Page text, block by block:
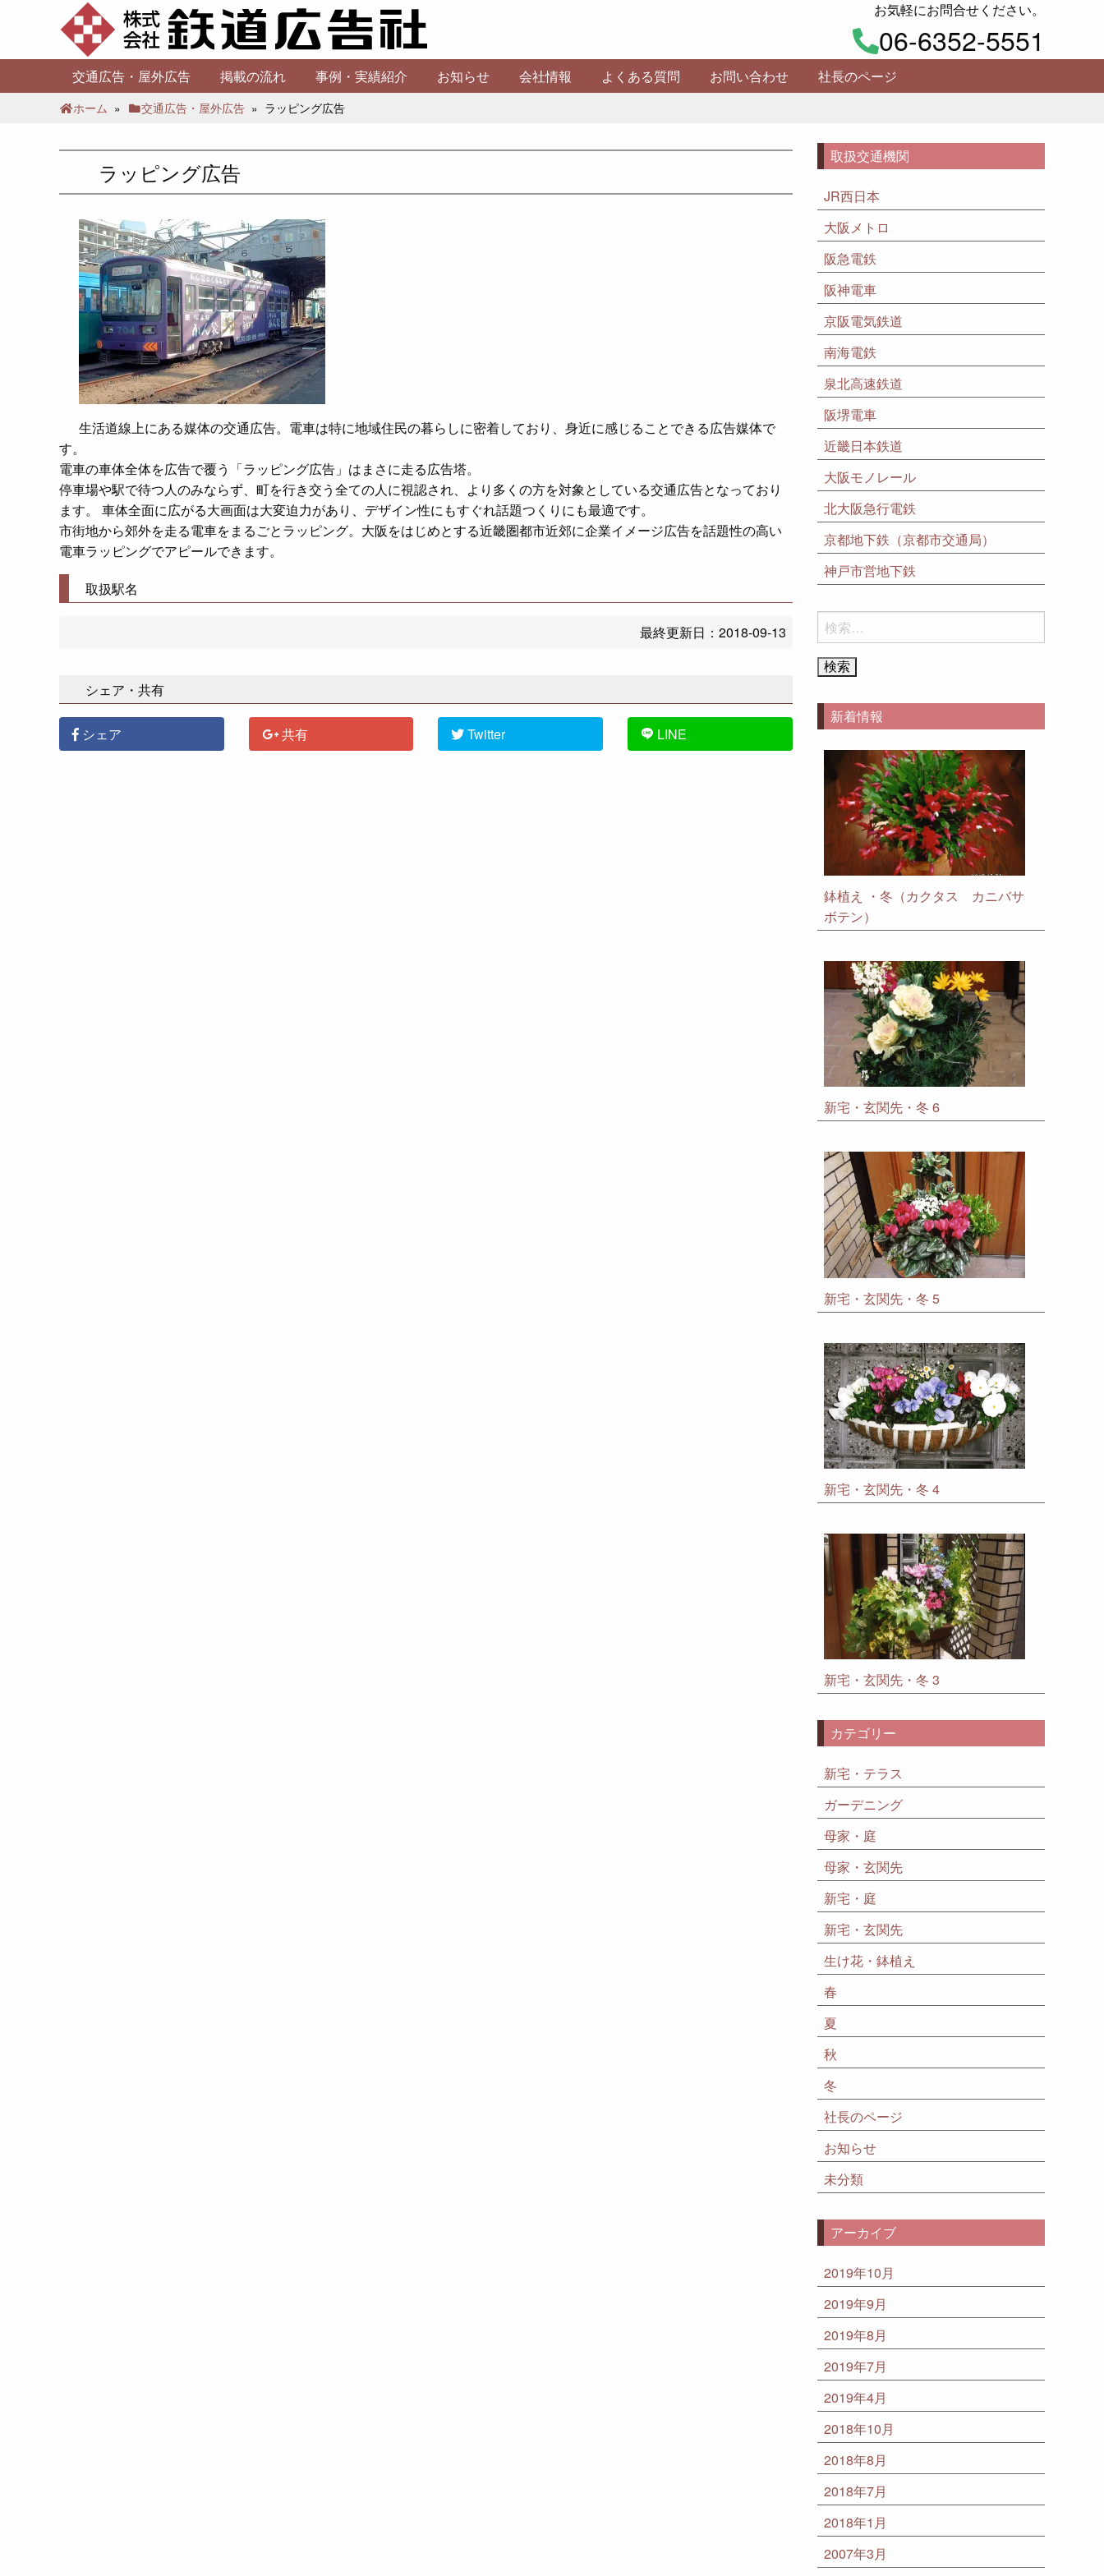
お気軽にお問合せください。
06-6352-5551
交通広告・屋外広告 掲載の流れ 事例・実績紹介 お知らせ 会社情報 よくある質問 お問い合わせ 社長のページ
ホーム » 交通広告・屋外広告 » ラッピング広告
ラッピング広告
生活道線上にある媒体の交通広告。電車は特に地域住民の暮らしに密着しており、身近に感じることできる広告媒体で
す。
電車の車体全体を広告で覆う「ラッピング広告」はまさに走る広告塔。
停車場や駅で待つ人のみならず、町を行き交う全ての人に視認され、より多くの方を対象としている交通広告となっており
ます。 車体全面に広がる大画面は大変迫力があり、デザイン性にもすぐれ話題つくりにも最適です。
市街地から郊外を走る電車をまるごとラッピング。大阪をはじめとする近畿圏都市近郊に企業イメージ広告を話題性の高い
電車ラッピングでアピールできます。
取扱駅名
最終更新日： 2018-09-13
シェア・共有
シェア 共有 Twitter LINE
取扱交通機関
JR西日本
大阪メトロ
阪急電鉄
阪神電車
京阪電気鉄道
南海電鉄
泉北高速鉄道
阪堺電車
近畿日本鉄道
大阪モノレール
北大阪急行電鉄
京都地下鉄（京都市交通局）
神戸市営地下鉄
検
索:
新着情報
鉢植え ・冬（カクタス カニバサ
ボテン）
新宅・玄関先・冬 6
新宅・玄関先・冬 5
新宅・玄関先・冬 4
新宅・玄関先・冬 3
カテゴリー
新宅・テラス
ガーデニング
母家・庭
母家・玄関先
新宅・庭
新宅・玄関先
生け花・鉢植え
春
夏
秋
冬
社長のページ
お知らせ
未分類
アーカイブ
2019年10月
2019年9月
2019年8月
2019年7月
2019年4月
2018年10月
2018年8月
2018年7月
2018年1月
2007年3月